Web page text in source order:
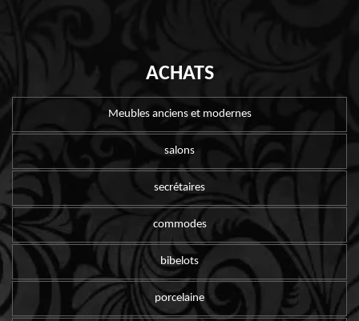
ACHATS
Meubles anciens et modernes
salons
secrétaires
commodes
bibelots
porcelaine